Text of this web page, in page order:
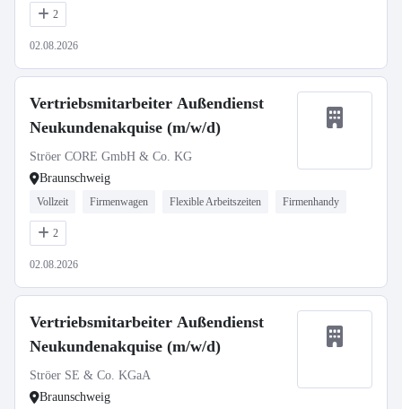
2
02.08.2026
Vertriebsmitarbeiter Außendienst
Neukundenakquise (m/w/d)
Ströer CORE GmbH & Co. KG
Braunschweig
Vollzeit Firmenwagen Flexible Arbeitszeiten Firmenhandy
2
02.08.2026
Vertriebsmitarbeiter Außendienst
Neukundenakquise (m/w/d)
Ströer SE & Co. KGaA
Braunschweig